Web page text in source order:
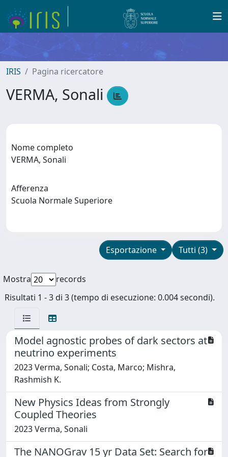
IRIS Pagina ricercatore
VERMA, Sonali
Nome completo
VERMA, Sonali
Afferenza
Scuola Normale Superiore
Tutti (3)
Esportazione
Mostra
records
Risultati 1 - 3 di 3 (tempo di esecuzione: 0.004 secondi).
Model agnostic probes of dark sectors at
neutrino experiments
2023 Verma, Sonali; Costa, Marco; Mishra,
Rashmish K.
New Physics Ideas from Strongly
Coupled Theories
2023 Verma, Sonali
The NANOGrav 15 yr Data Set: Search for